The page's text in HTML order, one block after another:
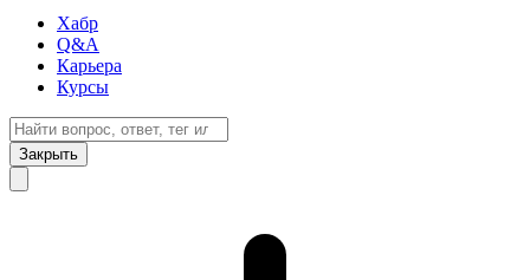
Хабр
Q&A
Карьера
Курсы
Закрыть